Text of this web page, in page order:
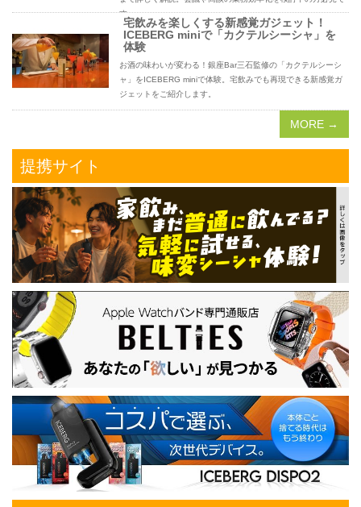
す。
宅飲みを楽しくする新感覚ガジェット！
ICEBERG miniで「カクテルシーシャ」を
体験
お酒の味わいが変わる！銀座Bar三石監修の「カクテルシーシ
ャ」をICEBERG miniで体験。宅飲みでも再現できる新感覚ガ
ジェットをご紹介します。
MORE →
提携サイト